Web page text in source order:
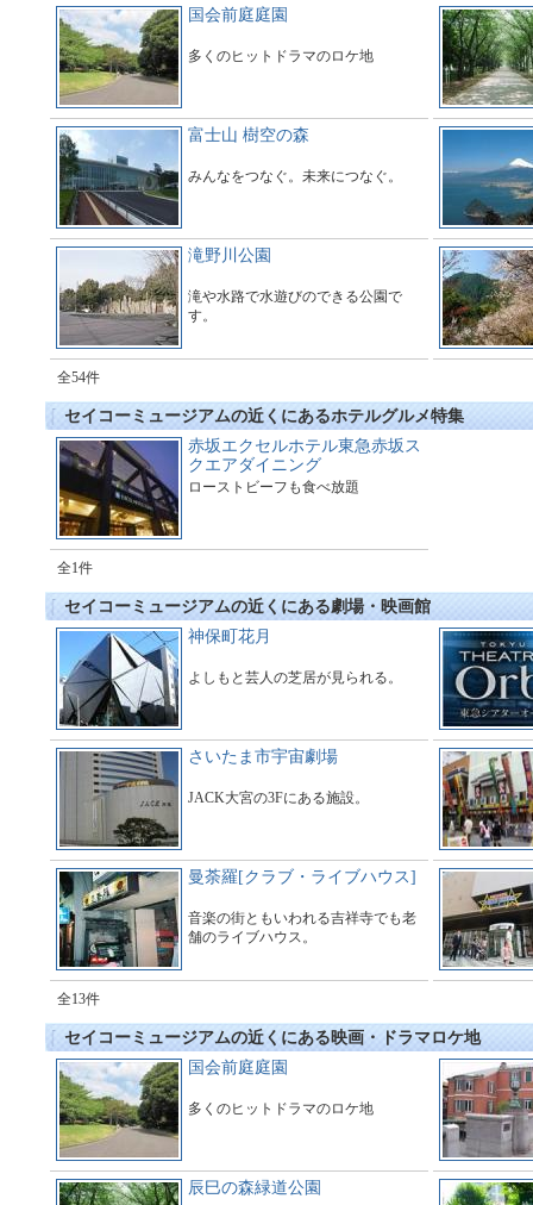
国会前庭庭園
多くのヒットドラマのロケ地
富士山 樹空の森
みんなをつなぐ。未来につなぐ。
滝野川公園
滝や水路で水遊びのできる公園で
す。
全54件
セイコーミュージアムの近くにあるホテルグルメ特集
赤坂エクセルホテル東急赤坂ス
クエアダイニング
ローストビーフも食べ放題
全1件
セイコーミュージアムの近くにある劇場・映画館
神保町花月
よしもと芸人の芝居が見られる。
さいたま市宇宙劇場
JACK大宮の3Fにある施設。
曼荼羅[クラブ・ライブハウス]
音楽の街ともいわれる吉祥寺でも老
舗のライブハウス。
全13件
セイコーミュージアムの近くにある映画・ドラマロケ地
国会前庭庭園
多くのヒットドラマのロケ地
辰巳の森緑道公園